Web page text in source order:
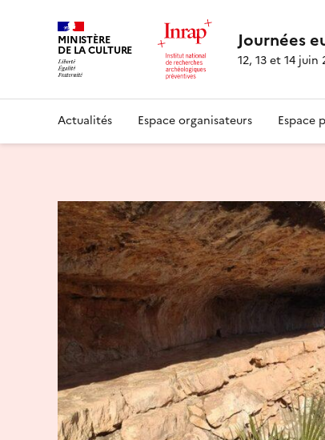
MINISTÈRE
DE LA CULTURE Journées
12, 13 et 14 juin
Actualités Espace organisateurs Espace